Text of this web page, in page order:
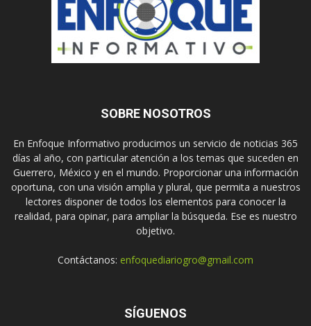
SOBRE NOSOTROS
En Enfoque Informativo producimos un servicio de noticias 365
días al año, con particular atención a los temas que suceden en
Guerrero, México y en el mundo. Proporcionar una información
oportuna, con una visión amplia y plural, que permita a nuestros
lectores disponer de todos los elementos para conocer la
realidad, para opinar, para ampliar la búsqueda. Ese es nuestro
objetivo.
Contáctanos: enfoquediariogro@gmail.com
SÍGUENOS